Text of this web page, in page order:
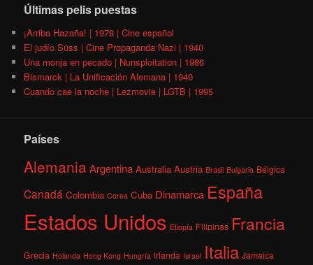
Últimas pelis puestas
¡Arriba Hazaña! | 1978 | Cine español
El judío Süss | Cine Propaganda Nazi | 1940
Una monja en pecado | Nunsploitation | 1986
Bismarck | La Unificación Alemana | 1940
Cuando cae la noche | Lezmovie | LGTB | 1995
Países
AlemaniaArgentina Australia Austria Brasil Bulgaria Bélgica
Canadá Colombia Corea Cuba Dinamarca España
Estados Unidos Etiopía Filipinas Francia
Grecia Holanda Hong Kong Hungría Irlanda Israel Italia Jamaica